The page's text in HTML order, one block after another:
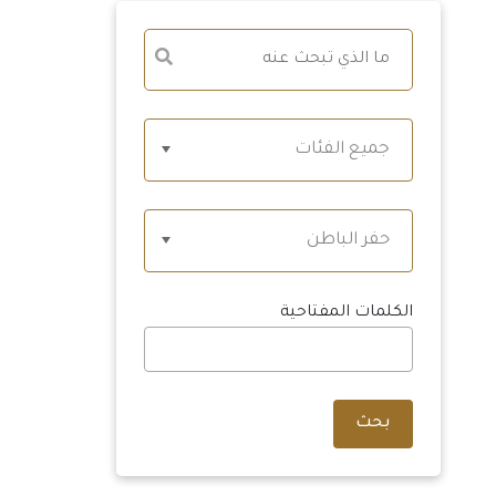
جميع الفئات
حفر الباطن
الكلمات المفتاحية
بحث